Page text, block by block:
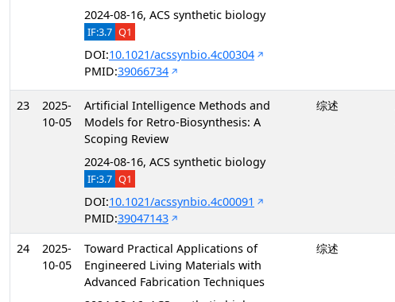
2024-08-16, ACS synthetic biology
IF:3.7 Q1
DOI:10.1021/acssynbio.4c00304
PMID:39066734
23
2025-
10-05
Artificial Intelligence Methods and
Models for Retro-Biosynthesis: A
Scoping Review
2024-08-16, ACS synthetic biology
IF:3.7 Q1
DOI:10.1021/acssynbio.4c00091
PMID:39047143
综述
24
2025-
10-05
Toward Practical Applications of
Engineered Living Materials with
Advanced Fabrication Techniques
综述